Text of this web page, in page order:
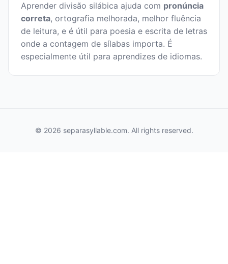
Aprender divisão silábica ajuda com pronúncia
correta, ortografia melhorada, melhor fluência
de leitura, e é útil para poesia e escrita de letras
onde a contagem de sílabas importa. É
especialmente útil para aprendizes de idiomas.
© 2026 separasyllable.com. All rights reserved.